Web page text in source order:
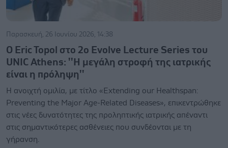
Παρασκευή, 26 Ιουνίου 2026, 14:38
Ο Eric Topol στο 2ο Evolve Lecture Series του
UNIC Athens: ''Η μεγάλη στροφή της ιατρικής
είναι η πρόληψη''
Η ανοιχτή ομιλία, με τίτλο «Extending our Healthspan:
Preventing the Major Age-Related Diseases», επικεντρώθηκε
στις νέες δυνατότητες της προληπτικής ιατρικής απέναντι
στις σημαντικότερες ασθένειες που συνδέονται με τη
γήρανση.